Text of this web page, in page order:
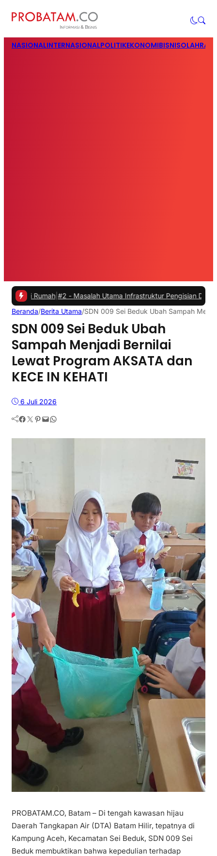
NASIONALINTERNASIONALPOLITIKEKONOMIBISNIS
#2 -Masalah Utama Infrastruktur Pengisian Daya untuk Mobil
Beranda/Berita Utama/SDN 009 Sei Beduk Ubah Sampah
SDN 009 Sei Beduk Ubah
Sampah Menjadi Bernilai
Lewat Program AKSATA dan
KECE IN KEHATI
6 Juli 2026
Facebook Twitter Pinterest Mail WhatsApp
PROBATAM.CO, Batam – Di tengah kawasan hijau
Daerah Tangkapan Air (DTA) Batam Hilir, tepatnya di
Kampung Aceh, Kecamatan Sei Beduk, SDN 009 Sei
Beduk membuktikan bahwa kepedulian terhadap